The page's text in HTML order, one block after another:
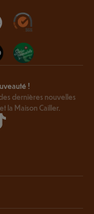
!
dernières nouvelles
la Maison Cailler.